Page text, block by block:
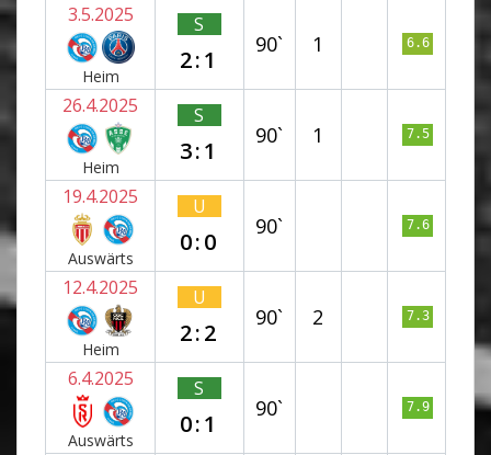
3.5.2025
Heim
S
2:1
90` 1 6.6
26.4.2025
Heim
S
3:1
90` 1 7.5
19.4.2025
Auswärts
U
0:0
90` 7.6
12.4.2025
Heim
U
2:2
90` 2 7.3
6.4.2025
Auswärts
S
0:1
90` 7.9